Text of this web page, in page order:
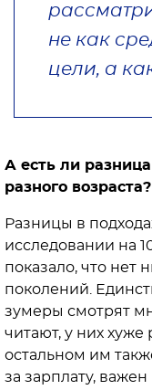
не как
цели, а
А есть ли
разного возраста?
Разницы в
исследовании на
показало, что нет
поколений.
зумеры смотрят
читают, у них
остальном им
за зарплату,